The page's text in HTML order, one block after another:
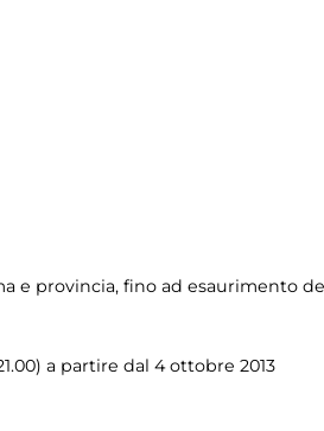
e provincia, fino ad esaurimento
a partire dal 4 ottobre 2013